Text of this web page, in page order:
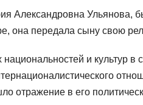
Александровна Ульянова,
она передала сыну свою
и культур
отражение в его